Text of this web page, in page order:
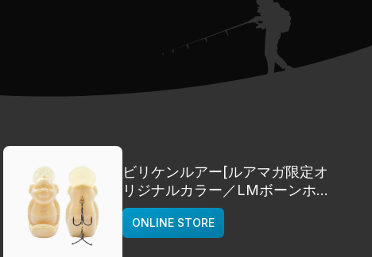
ビリケンルアー[ルアマガ限定オ
リジナルカラー／LMボーンホワ
イト]
deps
ONLINE STORE